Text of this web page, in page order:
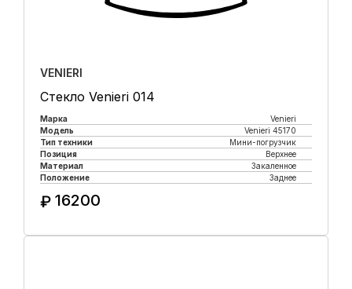
VENIERI
Стекло Venieri 014
Марка
Venieri
Модель
Venieri 45170
Тип техники
Мини-погрузчик
Позиция
Верхнее
Материал
Закаленное
Положение
Заднее
₽ 16200